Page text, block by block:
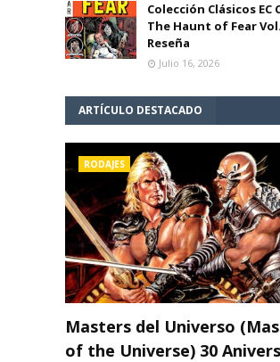
Colección Clásicos EC
The Haunt of Fear
Reseña
Julio 16, 2026
ARTÍCULO DESTACADO
RODAJES
Masters del Universo
of the Universe) 30